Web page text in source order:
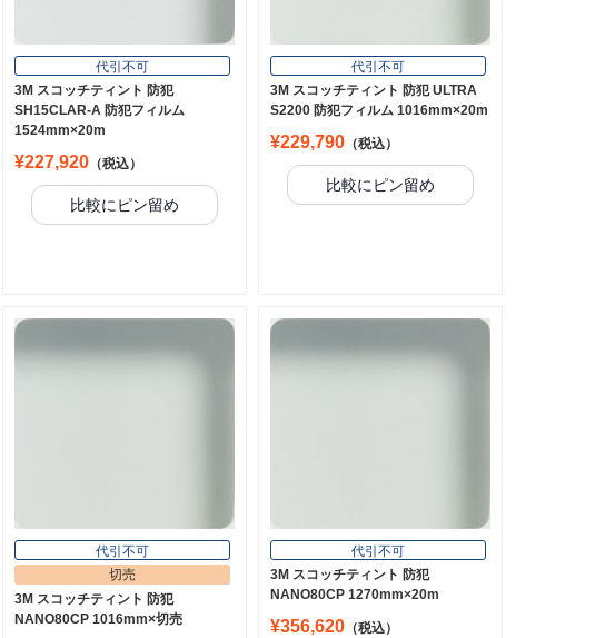
代引不可
3M スコッチティント 防犯
SH15CLAR-A 防犯フィルム
1524mm×20m
¥227,920 （税込）
比較にピン留め
代引不可
3M スコッチティント 防犯 ULTRA
S2200 防犯フィルム 1016mm×20m
¥229,790 （税込）
比較にピン留め
代引不可
切売
3M スコッチティント 防犯
NANO80CP 1016mm×切売
代引不可
3M スコッチティント 防犯
NANO80CP 1270mm×20m
¥356,620 （税込）